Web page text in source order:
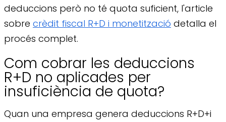
deduccions però no té quota suficient, l'article
sobre crèdit fiscal R+D i monetització detalla el
procés complet.
Com cobrar les deduccions
R+D no aplicades per
insuficiència de quota?
Quan una empresa genera deduccions R+D+i